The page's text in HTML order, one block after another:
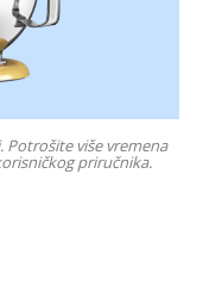
Potrošite više vremena
priručnika.